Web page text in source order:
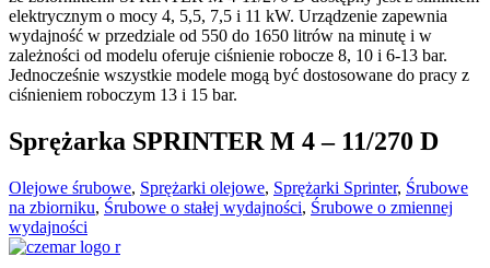
elektrycznym o mocy 4, 5,5, 7,5 i 11 kW. Urządzenie zapewnia
wydajność w przedziale od 550 do 1650 litrów na minutę i w
zależności od modelu oferuje ciśnienie robocze 8, 10 i 6-13 bar.
Jednocześnie wszystkie modele mogą być dostosowane do pracy z
ciśnieniem roboczym 13 i 15 bar.
Sprężarka SPRINTER M 4 – 11/270 D
Olejowe śrubowe, Sprężarki olejowe, Sprężarki Sprinter, Śrubowe
na zbiorniku, Śrubowe o stałej wydajności, Śrubowe o zmiennej
wydajności